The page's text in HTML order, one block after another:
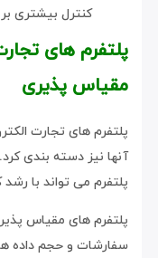
کنترل بیشتری بر
پلتفرم های
مقیاس پذیری
پلتفرم های تجارت
آنها نیز دسته بندی
پلتفرم می تواند با
پلتفرم های مقیاس
سفارشات و حجم داده